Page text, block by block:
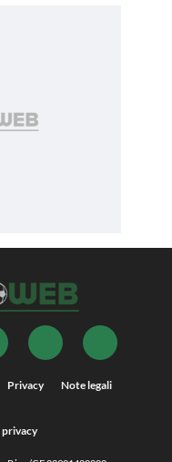
Privacy Note legali
privacy